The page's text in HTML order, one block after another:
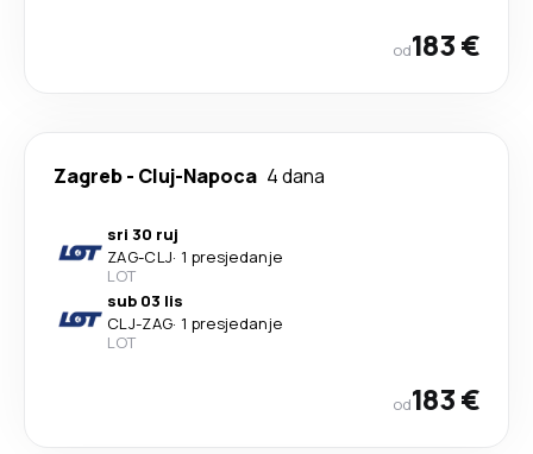
od183 €
Zagreb- Cluj-Napoca 4 dana
sri 30 ruj
ZAG-CLJ· 1 presjedanje
LOT
sub 03 lis
CLJ-ZAG· 1 presjedanje
LOT
od183 €